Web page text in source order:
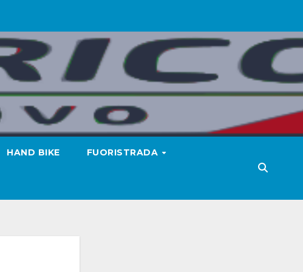
HAND BIKE FUORISTRADA